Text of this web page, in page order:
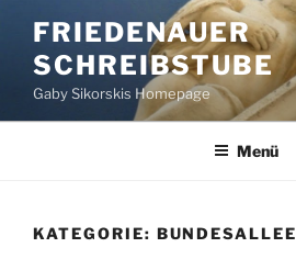
Inhalt
springen
FRIEDENAUER
SCHREIBSTUBE
Gaby Sikorskis Homepage
Menü
KATEGORIE: BUNDESALLEE